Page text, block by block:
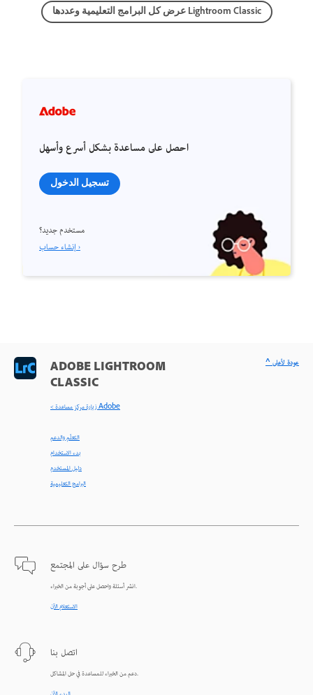
عرض كل البرامج التعليمية وعددها Lightroom Classic
احصل على مساعدة بشكل أسرع وأسهل
تسجيل الدخول
مستخدم جديد؟
إنشاء حساب ›
ADOBE LIGHTROOM
CLASSIC
< زيارة مركز مساعدة Adobe
التعلّم والدعم
بدء الاستخدام
دليل المستخدم
البرامج التعليمية
طرح سؤال على المجتمع
انشر أسئلة واحصل على أجوبة من الخبراء.
الاستعلام الآن
اتصل بنا
دعم من الخبراء للمساعدة في حل المشاكل.
^ عودة لأعلى